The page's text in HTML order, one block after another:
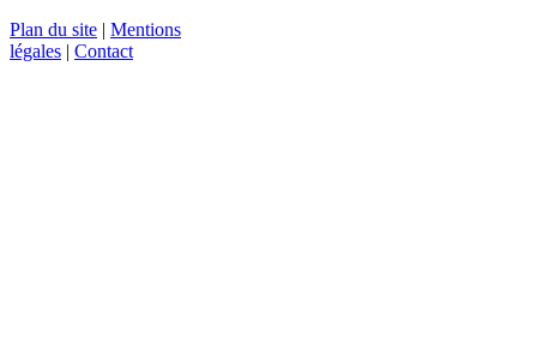
Plan du site | Mentions
légales | Contact